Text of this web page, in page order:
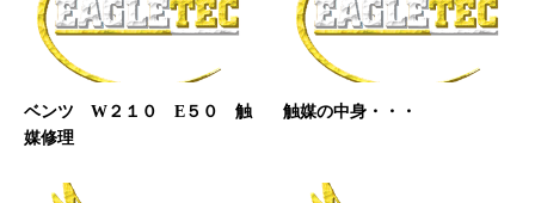
ベンツ W２１０ E５０ 触
媒修理
触媒の中身・・・